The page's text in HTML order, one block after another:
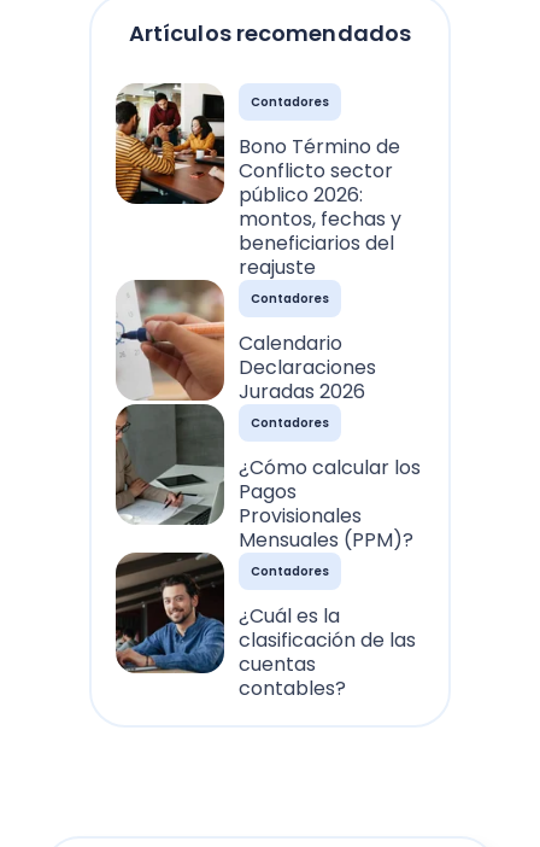
Artículos recomendados
Contadores
Bono Término de
Conflicto sector
público 2026:
montos, fechas y
beneficiarios del
reajuste
Contadores
Calendario
Declaraciones
Juradas 2026
Contadores
¿Cómo calcular los
Pagos
Provisionales
Mensuales (PPM)?
Contadores
¿Cuál es la
clasificación de las
cuentas
contables?